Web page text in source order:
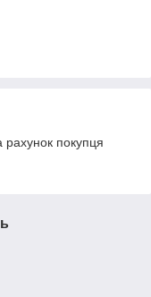
рахунок покупця